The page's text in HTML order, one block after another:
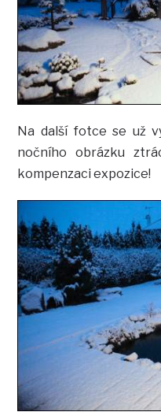
Na další fotce se už
nočního obrázku
kompenzaci expozice!